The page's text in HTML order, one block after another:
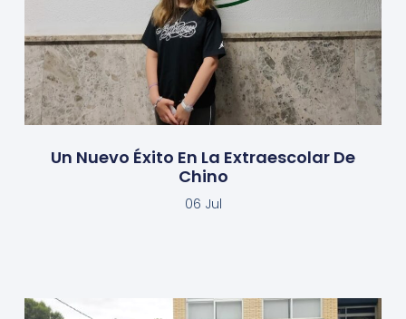
Un Nuevo Éxito En La Extraescolar De
Chino
06 Jul